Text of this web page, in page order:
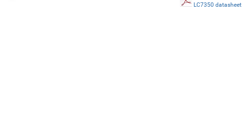
LC7350 datasheet